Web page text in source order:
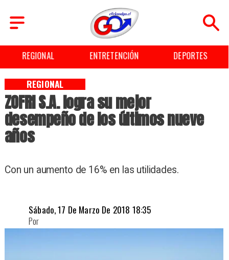
REGIONAL ENTRETENCIÓN DEPORTES
ZOFRI S.A. logra su mejor
desempeño de los últimos nueve
años
Con un aumento de 16% en las utilidades.
REGIONAL
Sábado, 17 De Marzo De 2018 18:35
Por